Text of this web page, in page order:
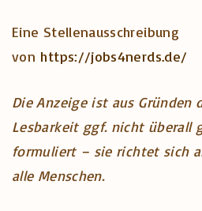
Eine Stellenausschreibung
von https://jobs4nerds.de/
Die Anzeige ist aus Gründen
Lesbarkeit ggf. nicht überall
formuliert – sie richtet sich
alle Menschen.